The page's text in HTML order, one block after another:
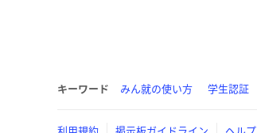
キーワード みん就の使い方 学生認証